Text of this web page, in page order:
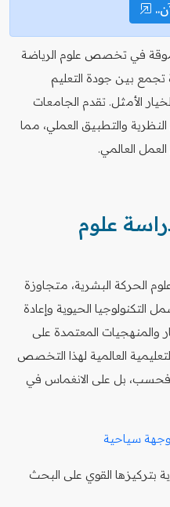
في تخصص علوم الرياضة
بين جودة التعليم
الأمثل. تقدم الجامعات
والتطبيق العملي، مما
العالمي.
علوم
الحركة البشرية، متجاوزة
التكنولوجيا الحيوية وإعادة
والمنهجيات المعتمدة على
العالمية لهذا التخصص
فحسب، بل على الانغماس في
بتركيزها القوي على البحث